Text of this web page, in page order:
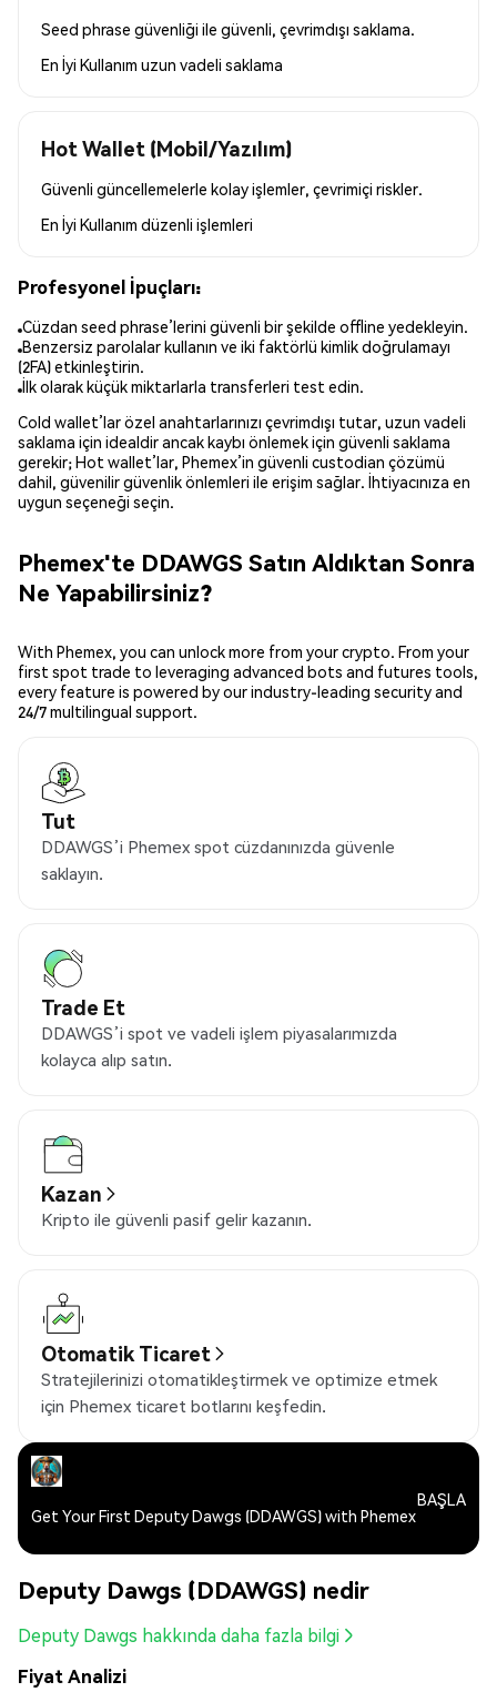
Seed phrase güvenliği ile güvenli, çevrimdışı saklama.
En İyi Kullanım uzun vadeli saklama
Hot Wallet (Mobil/Yazılım)
Güvenli güncellemelerle kolay işlemler, çevrimiçi riskler.
En İyi Kullanım düzenli işlemleri
Profesyonel İpuçları:
Cüzdan seed phrase’lerini güvenli bir şekilde offline yedekleyin.
Benzersiz parolalar kullanın ve iki faktörlü kimlik doğrulamayı
(2FA) etkinleştirin.
İlk olarak küçük miktarlarla transferleri test edin.
Cold wallet’lar özel anahtarlarınızı çevrimdışı tutar, uzun vadeli
saklama için idealdir ancak kaybı önlemek için güvenli saklama
gerekir; Hot wallet’lar, Phemex’in güvenli custodian çözümü
dahil, güvenilir güvenlik önlemleri ile erişim sağlar. İhtiyacınıza en
uygun seçeneği seçin.
Phemex'te DDAWGS Satın Aldıktan Sonra
Ne Yapabilirsiniz?
With Phemex, you can unlock more from your crypto. From your
first spot trade to leveraging advanced bots and futures tools,
every feature is powered by our industry-leading security and
24/7 multilingual support.
Tut
DDAWGS’i Phemex spot cüzdanınızda güvenle
saklayın.
Trade Et
DDAWGS’i spot ve vadeli işlem piyasalarımızda
kolayca alıp satın.
Kazan
Kripto ile güvenli pasif gelir kazanın.
Otomatik Ticaret
Stratejilerinizi otomatikleştirmek ve optimize etmek
için Phemex ticaret botlarını keşfedin.
Get Your First Deputy Dawgs (DDAWGS) with Phemex
BAŞLA
Deputy Dawgs (DDAWGS) nedir
Deputy Dawgs hakkında daha fazla bilgi
Fiyat Analizi